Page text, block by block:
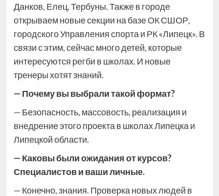
Данков, Елец, Тербуны. Также в городе
открываем новые секции на базе ОК СШОР,
городского Управления спорта и РК «Липецк». В
связи с этим, сейчас много детей, которые
интересуются регби в школах. И новые
тренеры хотят знаний.
— Почему вы выбрали такой формат?
— Безопасность, массовость, реализация и
внедрение этого проекта в школах Липецка и
Липецкой области.
— Каковы были ожидания от курсов?
Специалистов и ваши личные.
— Конечно, знания. Проверка новых людей в